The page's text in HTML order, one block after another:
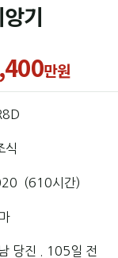
기
만원
식
(610시간)
당진 . 105일 전